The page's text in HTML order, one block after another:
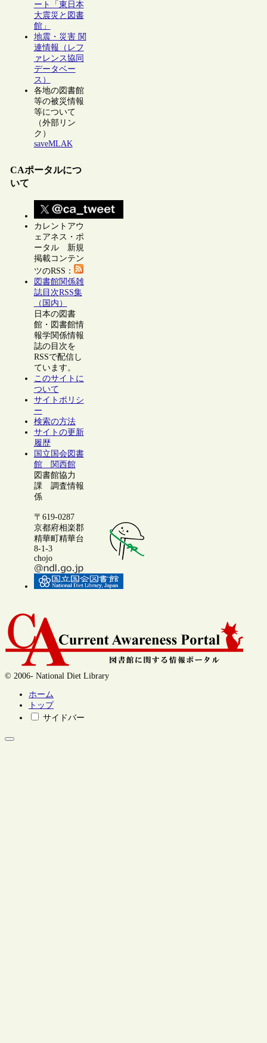
ート「東日本
大震災と図書
館」
地震・災害 関
連情報（レフ
ァレンス協同
データベー
ス）
各地の図書館
等の被災情報
等について
（外部リン
ク）
saveMLAK
CAポータルにつ
いて
カレントアウ
ェアネス・ポ
ータル 新規
掲載コンテン
ツのRSS：
図書館関係雑
誌目次RSS集
（国内）
日本の図書
館・図書館情
報学関係情報
誌の目次を
RSSで配信し
ています。
このサイトに
ついて
サイトポリシ
ー
検索の方法
サイトの更新
履歴
国立国会図書
館 関西館
図書館協力
課 調査情報
係
〒619-0287
京都府相楽郡
精華町精華台
8-1-3
chojo
© 2006- National Diet Library
ホーム
トップ
サイドバー